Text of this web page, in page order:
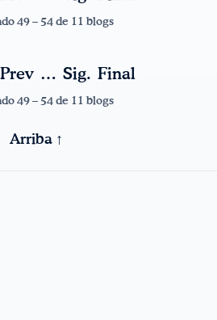
49 – 54 de 11 blogs
Prev … Sig. Final
49 – 54 de 11 blogs
Arriba ↑